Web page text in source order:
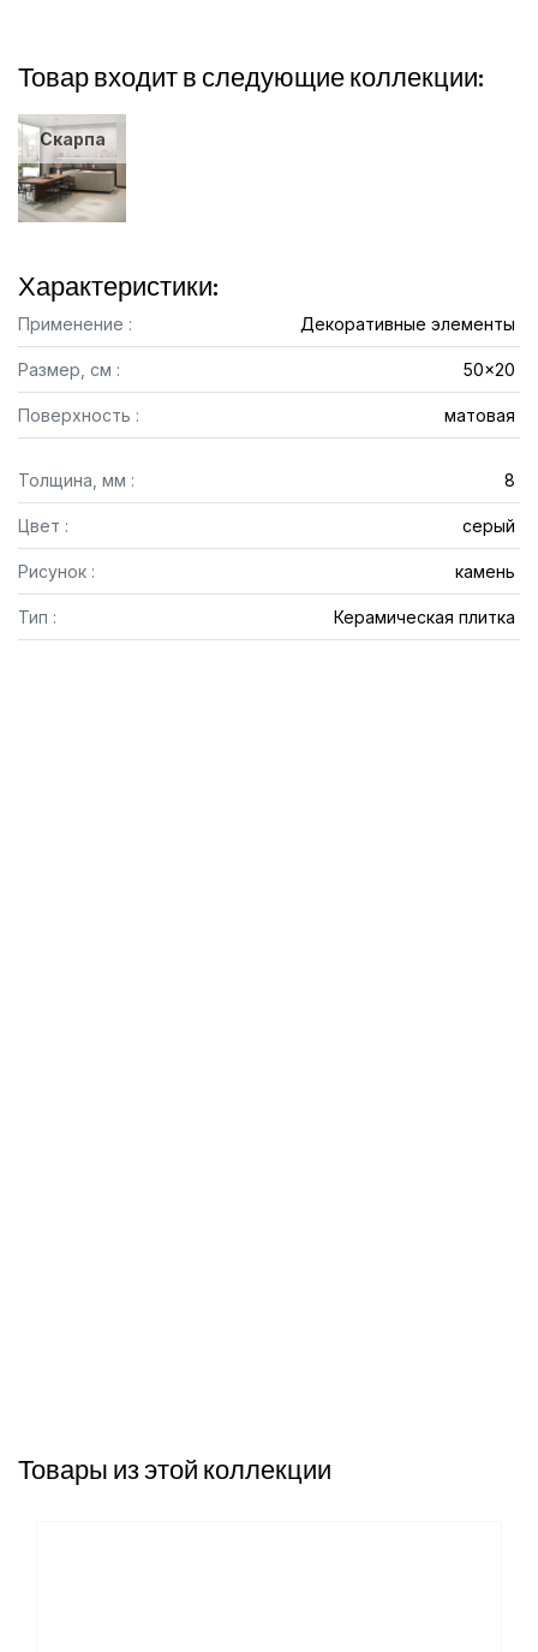
Товар входит в следующие коллекции:
Скарпа
Характеристики:
Применение : Декоративные элементы
Размер, см : 50x20
Поверхность : матовая
Толщина, мм : 8
Цвет : серый
Рисунок : камень
Тип : Керамическая плитка
Товары из этой коллекции